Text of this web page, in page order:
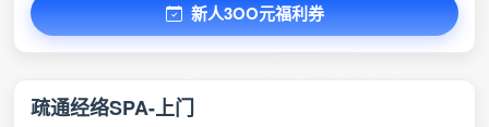
新人3OO元福利券
疏通经络SPA-上门